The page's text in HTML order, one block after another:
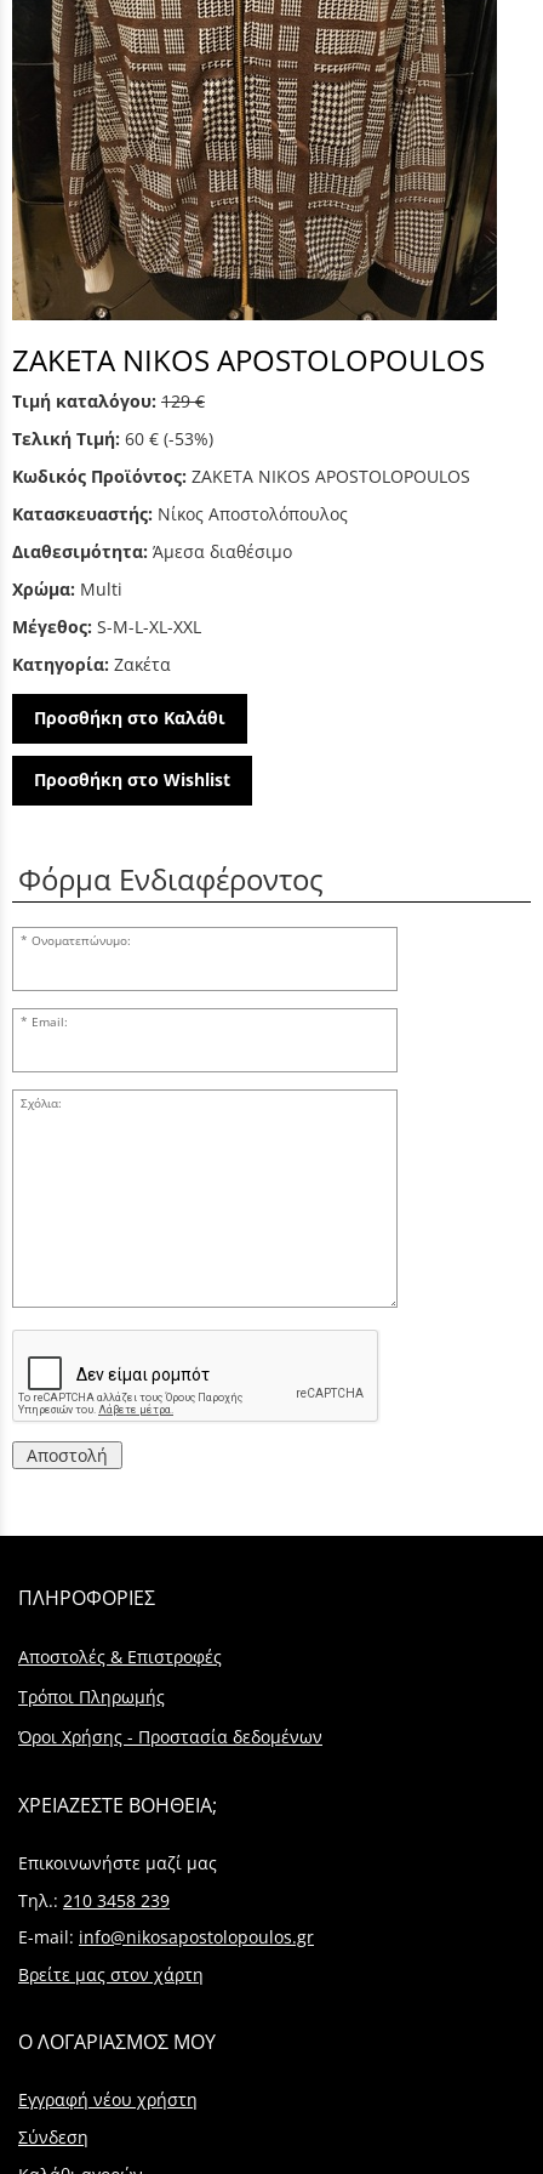
ΖΑΚΕΤΑ NIKOS APOSTOLOPOULOS
Τιμή καταλόγου: 129 €
Τελική Τιμή: 60 € (-53%)
Κωδικός Προϊόντος: ΖΑΚΕΤΑ NIKOS APOSTOLOPOULOS
Κατασκευαστής: Νίκος Αποστολόπουλος
Διαθεσιμότητα: Άμεσα διαθέσιμο
Χρώμα: Multi
Μέγεθος: S-M-L-XL-XXL
Κατηγορία: Ζακέτα
Προσθήκη στο Καλάθι
Προσθήκη στο Wishlist
Φόρμα Ενδιαφέροντος
Ονοματεπώνυμο:
Email:
Σχόλια:
Αποστολή
ΠΛΗΡΟΦΟΡΙΕΣ
Αποστολές & Επιστροφές
Τρόποι Πληρωμής
Όροι Χρήσης - Προστασία δεδομένων
ΧΡΕΙΑΖΕΣΤΕ ΒΟΗΘΕΙΑ;
Επικοινωνήστε μαζί μας
Τηλ.: 210 3458 239
E-mail: info@nikosapostolopoulos.gr
Βρείτε μας στον χάρτη
Ο ΛΟΓΑΡΙΑΣΜΟΣ ΜΟΥ
Εγγραφή νέου χρήστη
Σύνδεση